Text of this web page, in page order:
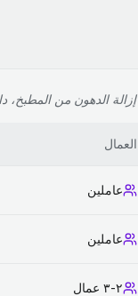
الدهون من المطبخ،
العمال
عاملين
عاملين
٢-٣ عمال